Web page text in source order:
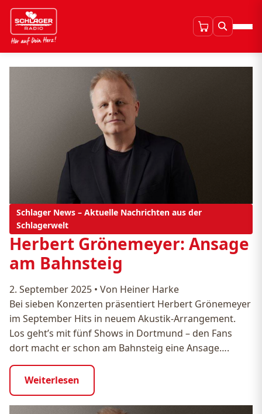
Schlager News – Aktuelle Nachrichten aus der
Schlagerwelt
Herbert Grönemeyer: Ansage
am Bahnsteig
2. September 2025 • Von Heiner Harke
Bei sieben Konzerten präsentiert Herbert Grönemeyer
im September Hits in neuem Akustik-Arrangement.
Los geht’s mit fünf Shows in Dortmund – den Fans
dort macht er schon am Bahnsteig eine Ansage….
Weiterlesen